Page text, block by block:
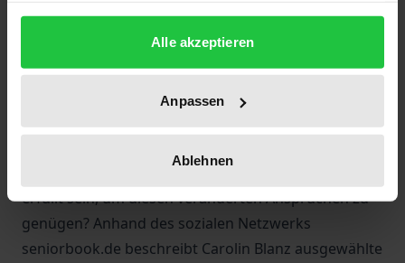
gesammelt haben.
Alle akzeptieren
Anpassen
Ablehnen
auch die Spezialisierung einiger Plattformen auf
jene älteren Usergruppen, die sogenannten „Silver
Surfer“, statt. Welche Motive und Bedürfnisse
stehen für ältere User bei der Nutzung von eigens
erfüllt sein, um diesen veränderten Ansprüchen zu
genügen? Anhand des sozialen Netzwerks
seniorbook.de beschreibt Carolin Blanz ausgewählte